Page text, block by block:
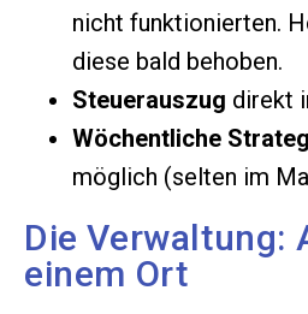
nicht funktionierten.
diese bald behoben.
Steuerauszug direkt
Wöchentliche
möglich (selten im
Die Verwaltung:
einem Ort